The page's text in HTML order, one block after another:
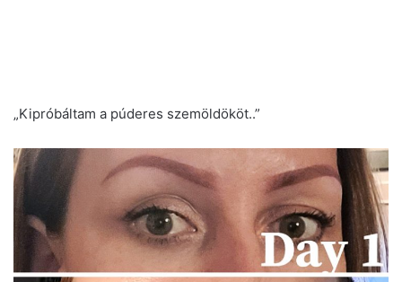
„Kipróbáltam a púderes szemöldököt..”